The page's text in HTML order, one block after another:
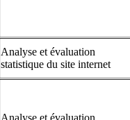
Analyse et évaluation
statistique du site internet
Analyse et évaluation